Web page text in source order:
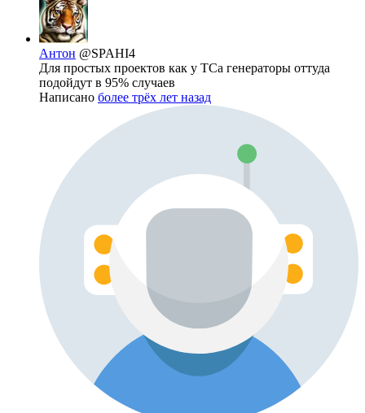
Антон @SPAHI4
Для простых проектов как у ТСа генераторы оттуда
подойдут в 95% случаев
Написано более трёх лет назад